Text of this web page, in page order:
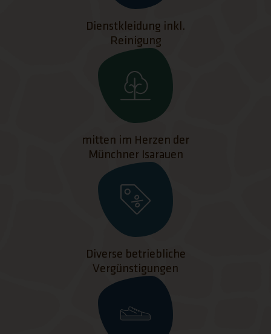
Dienstkleidung inkl.
Reinigung
mitten im Herzen der
Münchner Isarauen
Diverse betriebliche
Vergünstigungen